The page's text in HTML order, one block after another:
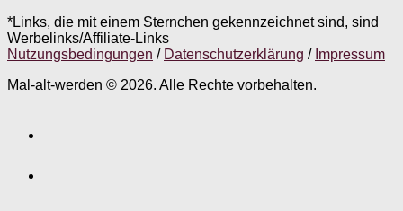
*Links, die mit einem Sternchen gekennzeichnet sind, sind
Werbelinks/Affiliate-Links
Nutzungsbedingungen / Datenschutzerklärung / Impressum
Mal-alt-werden © 2026. Alle Rechte vorbehalten.